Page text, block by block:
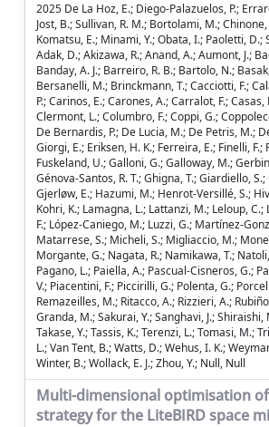
2025 De La Hoz, E.; Diego-Palazuelos, P.;
Jost, B.; Sullivan, R. M.; Bortolami, M.; Chinone,
Komatsu, E.; Minami, Y.; Obata, I.; Paoletti, D.;
Adak, D.; Akizawa, R.; Anand, A.; Aumont, J.;
Banday, A. J.; Barreiro, R. B.; Bartolo, N.;
Bersanelli, M.; Brinckmann, T.; Cacciotti, F.;
P.; Carinos, E.; Carones, A.; Carralot, F.; Casas,
Clermont, L.; Columbro, F.; Coppi, G.;
De Bernardis, P.; De Lucia, M.; De Petris, M.;
Giorgi, E.; Eriksen, H. K.; Ferreira, E.; Finelli, F.;
Fuskeland, U.; Galloni, G.; Galloway, M.;
Génova-Santos, R. T.; Ghigna, T.; Giardiello,
Gjerløw, E.; Hazumi, M.; Henrot-Versillé, S.;
Kohri, K.; Lamagna, L.; Lattanzi, M.; Leloup,
F.; López-Caniego, M.; Luzzi, G.; Martínez-
Matarrese, S.; Micheli, S.; Migliaccio, M.;
Morgante, G.; Nagata, R.; Namikawa, T.;
Pagano, L.; Paiella, A.; Pascual-Cisneros, G.;
V.; Piacentini, F.; Piccirilli, G.; Polenta, G.;
Remazeilles, M.; Ritacco, A.; Rizzieri, A.;
Granda, M.; Sakurai, Y.; Sanghavi, J.; Shiraishi,
Takase, Y.; Tassis, K.; Terenzi, L.; Tomasi, M.;
L.; Van Tent, B.; Watts, D.; Wehus, I. K.;
Winter, B.; Wollack, E. J.; Zhou, Y.; Null, Null
Multi-dimensional optimisation
strategy for the LiteBIRD space